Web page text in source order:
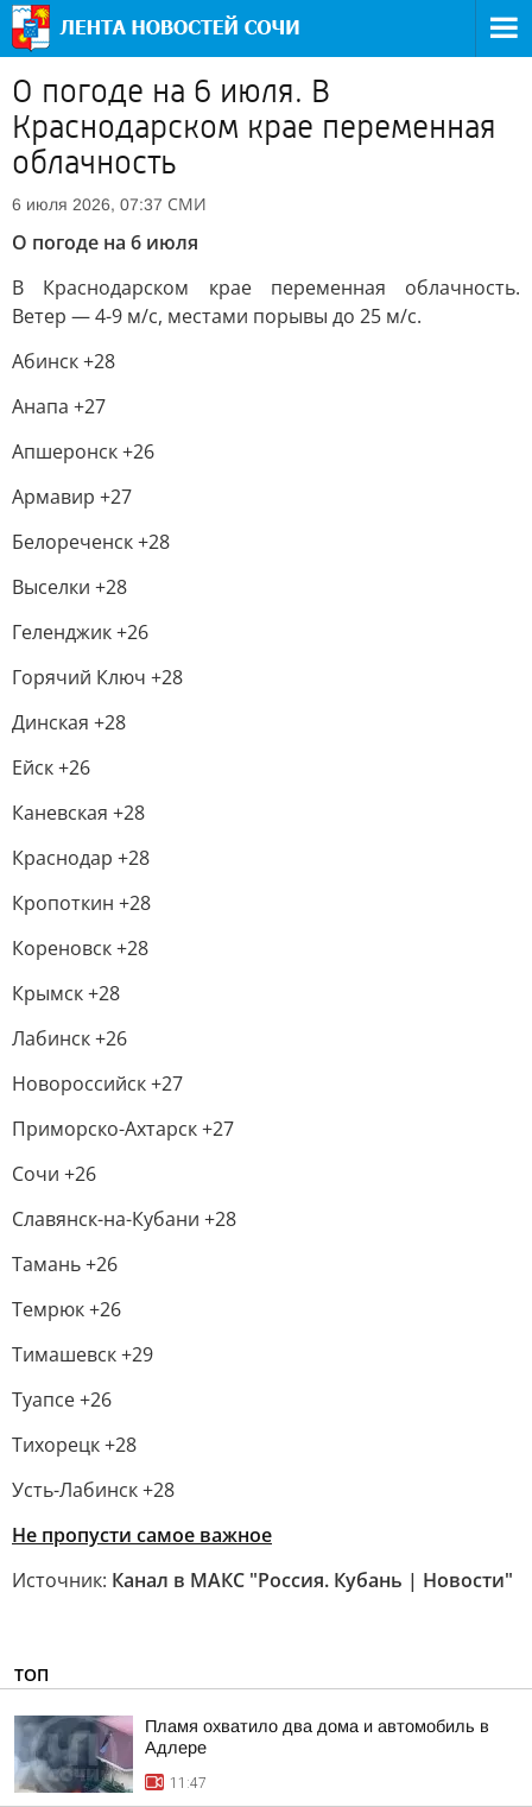
О погоде на 6 июля. В
Краснодарском крае переменная
облачность
6 июля 2026, 07:37 СМИ
О погоде на 6 июля
В Краснодарском крае переменная облачность.
Ветер — 4-9 м/с, местами порывы до 25 м/с.
Абинск +28
Анапа +27
Апшеронск +26
Армавир +27
Белореченск +28
Выселки +28
Геленджик +26
Горячий Ключ +28
Динская +28
Ейск +26
Каневская +28
Краснодар +28
Кропоткин +28
Кореновск +28
Крымск +28
Лабинск +26
Новороссийск +27
Приморско-Ахтарск +27
Сочи +26
Славянск-на-Кубани +28
Тамань +26
Темрюк +26
Тимашевск +29
Туапсе +26
Тихорецк +28
Усть-Лабинск +28
Не пропусти самое важное
Источник: Канал в МАКС "Россия. Кубань | Новости"
ТОП
Пламя охватило два дома и автомобиль в
Адлере
11:47